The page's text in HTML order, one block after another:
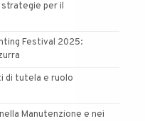
strategie per il
Festival 2025:
di tutela e ruolo
Manutenzione e nei